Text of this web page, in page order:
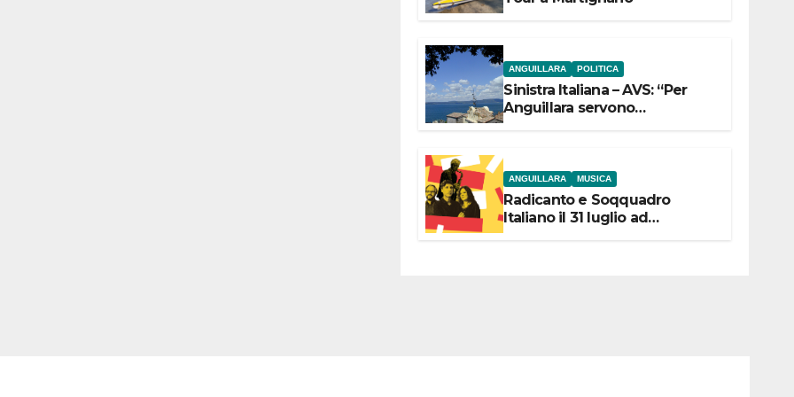
ANGUILLARA POLITICA
Sinistra Italiana – AVS: “Per
Anguillara servono
ANGUILLARA MUSICA
Radicanto e Soqquadro
Italiano il 31 luglio ad